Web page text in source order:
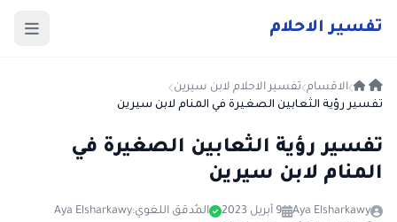
تفسير الاحلام
الاقسام تفسير الاحلام لابن سيرين
تفسير رؤية الثعابين الصغيرة في المنام لابن سيرين
تفسير رؤية الثعابين الصغيرة في
المنام لابن سيرين
Aya Elsharkawy 9 أبريل 2023 المُدقق اللغوي:Aya Elsharkawy